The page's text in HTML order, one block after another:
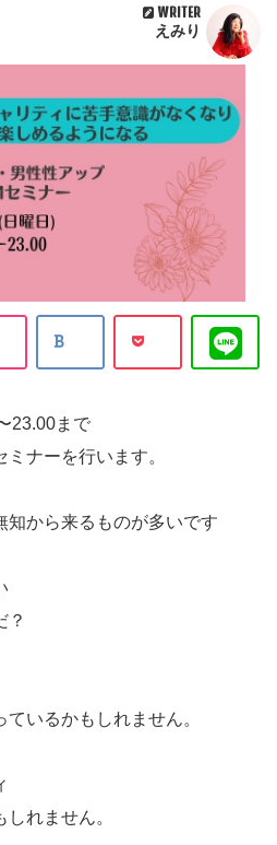
WRITER
えみり
23.00まで
ナーを行います。
知から来るものが多いです
？
いるかもしれません。
れません。